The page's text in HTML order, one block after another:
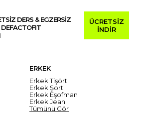
DERS & EGZERSİZ
DEFACTOFIT
ÜCRETSİZ
İNDİR
ERKEK
Erkek Tişört
Erkek Şort
Erkek Eşofman
Erkek Jean
Tümünü Gör